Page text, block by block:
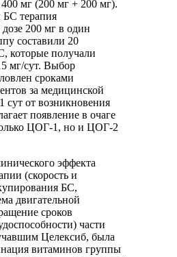
мг (200 мг + 200 мг).
терапия
200 мг в один
составили 20
которые получали
мг/сут. Выбор
сроками
за медицинской
от возникновения
появление в очаге
ЦОГ-1, но и ЦОГ-2
эффекта
(скорость и
БС,
двигательной
сроков
части
Целексиб, была
витаминов группы